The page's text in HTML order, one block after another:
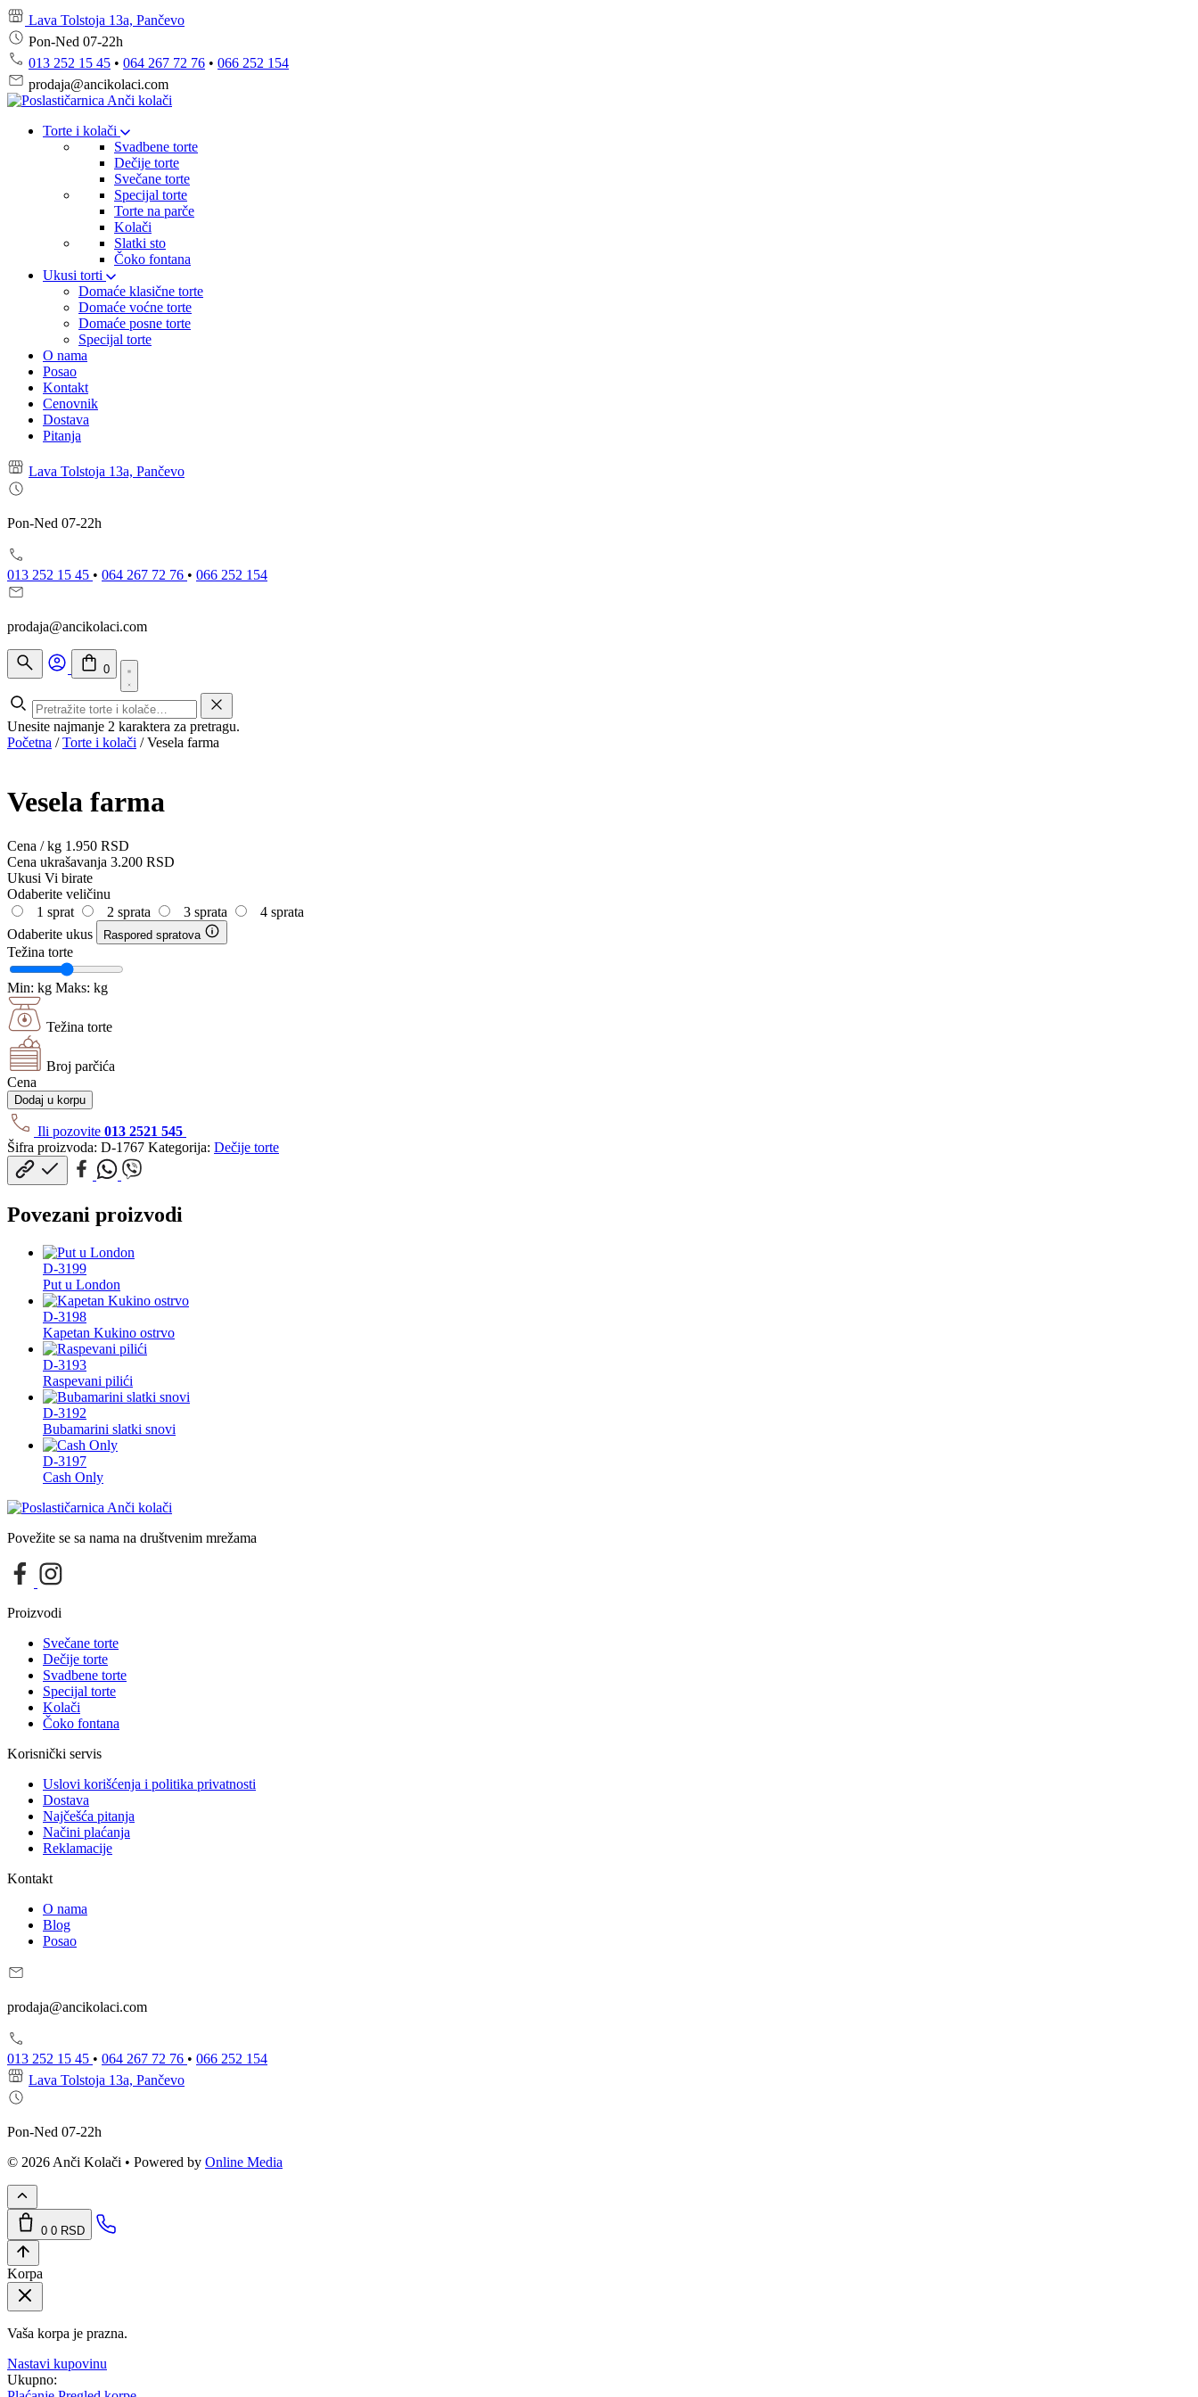
Lava Tolstoja 13a, Pančevo
Pon-Ned 07-22h
013 252 15 45 • 064 267 72 76 • 066 252 154
prodaja@ancikolaci.com
Torte i kolači
Svadbene torte
Dečije torte
Svečane torte
Specijal torte
Torte na parče
Kolači
Slatki sto
Čoko fontana
Ukusi torti
Domaće klasične torte
Domaće voćne torte
Domaće posne torte
Specijal torte
O nama
Posao
Kontakt
Cenovnik
Dostava
Pitanja
Lava Tolstoja 13a, Pančevo
Pon-Ned 07-22h
013 252 15 45 • 064 267 72 76 • 066 252 154
prodaja@ancikolaci.com
0
Unesite najmanje 2 karaktera za pretragu.
Početna /Torte i kolači /Vesela farma
Vesela farma
Cena / kg 1.950 RSD
Cena ukrašavanja 3.200 RSD
Ukusi Vi birate
Odaberite veličinu
1 sprat
2 sprata 3 sprata
4 sprata
Odaberite ukus
Raspored spratova
Težina torte
Min: kg Maks: kg
Težina torte
Broj parčića
Cena
Dodaj u korpu
Ili pozovite 013 2521 545
Šifra proizvoda: D-1767 Kategorija: Dečije torte
Povezani proizvodi
D-3199
Put u London
D-3198
Kapetan Kukino ostrvo
D-3193
Raspevani pilići
D-3192
Bubamarini slatki snovi
D-3197
Cash Only
Povežite se sa nama na društvenim mrežama
Proizvodi
Svečane torte
Dečije torte
Svadbene torte
Specijal torte
Kolači
Čoko fontana
Korisnički servis
Uslovi korišćenja i politika privatnosti
Dostava
Najčešća pitanja
Načini plaćanja
Reklamacije
Kontakt
O nama
Blog
Posao
prodaja@ancikolaci.com
013 252 15 45 • 064 267 72 76 • 066 252 154
Lava Tolstoja 13a, Pančevo
Pon-Ned 07-22h
© 2026 Anči Kolači • Powered by Online Media
0 0 RSD
Korpa
Vaša korpa je prazna.
Nastavi kupovinu
Ukupno: